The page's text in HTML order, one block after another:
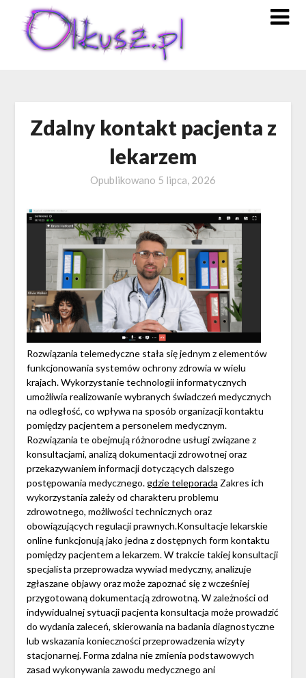
content
Zdalny kontakt pacjenta z
lekarzem
Opublikowano 5 lipca, 2026
Rozwiązania telemedyczne stała się jednym z elementów
funkcjonowania systemów ochrony zdrowia w wielu
krajach. Wykorzystanie technologii informatycznych
umożliwia realizowanie wybranych świadczeń medycznych
na odległość, co wpływa na sposób organizacji kontaktu
pomiędzy pacjentem a personelem medycznym.
Rozwiązania te obejmują różnorodne usługi związane z
konsultacjami, analizą dokumentacji zdrowotnej oraz
przekazywaniem informacji dotyczących dalszego
postępowania medycznego.gdzie teleporada Zakres ich
wykorzystania zależy od charakteru problemu
zdrowotnego, możliwości technicznych oraz
obowiązujących regulacji prawnych.Konsultacje lekarskie
online funkcjonują jako jedna z dostępnych form kontaktu
pomiędzy pacjentem a lekarzem. W trakcie takiej konsultacji
specjalista przeprowadza wywiad medyczny, analizuje
zgłaszane objawy oraz może zapoznać się z wcześniej
przygotowaną dokumentacją zdrowotną. W zależności od
indywidualnej sytuacji pacjenta konsultacja może prowadzić
do wydania zaleceń, skierowania na badania diagnostyczne
lub wskazania konieczności przeprowadzenia wizyty
stacjonarnej. Forma zdalna nie zmienia podstawowych
zasad wykonywania zawodu medycznego ani